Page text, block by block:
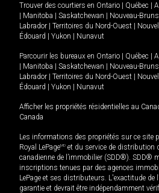
Trouver des courtiers en Ontario Québec
Manitoba Saskatchewan Nouveau-
Labrador
Territoires du Nord-Ouest
Édouard
Yukon Nunavut
Parcourir les bureaux en Ontario Québec
Manitoba Saskatchewan Nouveau-
Labrador
Territoires du Nord-Ouest
Édouard
Yukon Nunavut
Afficher les propriétés résidentielles au
Canada
Les informations des propriétés sur ce site
Royal LePageMD et du service de distribution
canadienne de l’immobilier (SDD®). SDD®
inscriptions tenues par des agences
LePage et ses distributeurs. L'exactitude
garantie et devrait être indépendamment